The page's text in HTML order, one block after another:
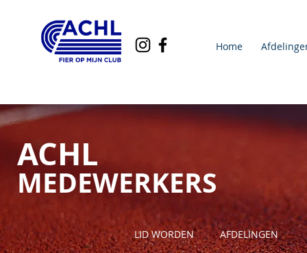
Home
LID WORDEN AFDELINGEN
ACHL
MEDEWERKERS